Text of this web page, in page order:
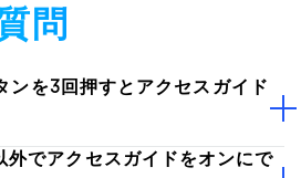
問
ンを3回押すとアクセスガイド
外でアクセスガイドをオンにで